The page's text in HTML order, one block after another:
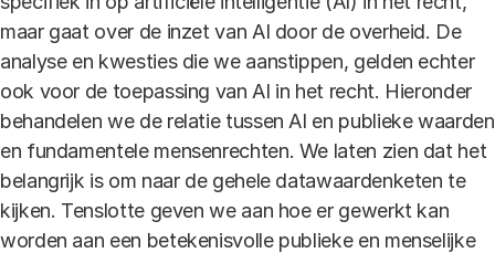
maar gaat over de inzet van AI door de overheid. De
analyse en kwesties die we aanstippen, gelden echter
ook voor de toepassing van AI in het recht. Hieronder
behandelen we de relatie tussen AI en publieke waarden
en fundamentele mensenrechten. We laten zien dat het
belangrijk is om naar de gehele datawaardenketen te
kijken. Tenslotte geven we aan hoe er gewerkt kan
worden aan een betekenisvolle publieke en menselijke